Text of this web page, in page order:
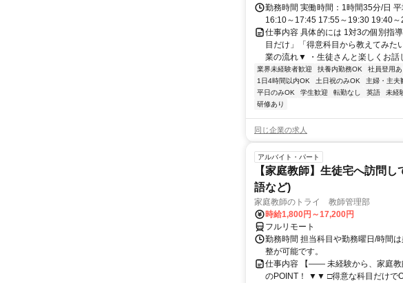
勤務時間 実働時間：1時間35分/日
16:10～17:45 17:55～19:30 19:40
仕事内容 具体的には 1対3の個別指
目だけ」「得意科目から教えてみた
業の流れ▼ ・生徒さんと楽しくお話
業界未経験者歓迎 扶養内勤務OK 社員登用あ
1日4時間以内OK
土日祝のみOK 主婦・主夫
平日のみOK
学生歓迎 転勤なし 英語 未経
研修あり
同じ企業の求人
アルバイト・パート
【家庭教師】生徒宅へ訪問
語など)
家庭教師のトライ 教師管理部
時給1,800円～17,200円
フルリモート
勤務時間 担当科目や勤務曜日/時間
整が可能です。
仕事内容 【―― 未経験から、家庭
のPOINT！ ▼▼ □得意な科目だけで